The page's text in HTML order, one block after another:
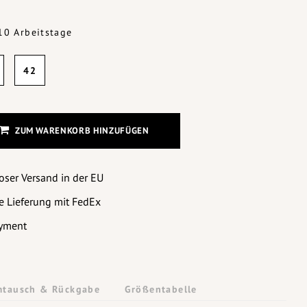
Arbeitstage
42
ZUM WARENKORB HINZUFÜGEN
Versand in der EU
Lieferung mit FedEx
& Rückgabe Größentabelle